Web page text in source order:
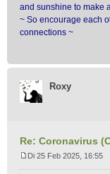
and sunshine to make
~ So encourage each
connections ~
Roxy
Re: Coronavirus
Di 25 Feb 2025, 16:55